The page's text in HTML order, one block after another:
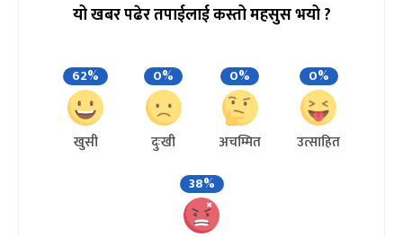
यो खबर पढेर तपाईलाई कस्तो महसुस भयो ?
62%
खुसी
0%
दुःखी
0%
अचम्मित
0%
उत्साहित
38%